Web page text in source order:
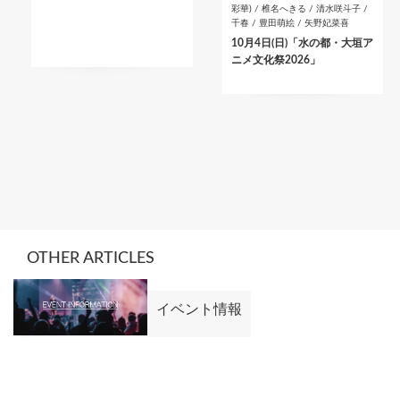
彩華) / 椎名へきる / 清水咲斗子 /
千春 / 豊田萌絵 / 矢野妃菜喜
10月4日(日)「水の都・大垣ア
ニメ文化祭2026」
OTHER ARTICLES
イベント情報